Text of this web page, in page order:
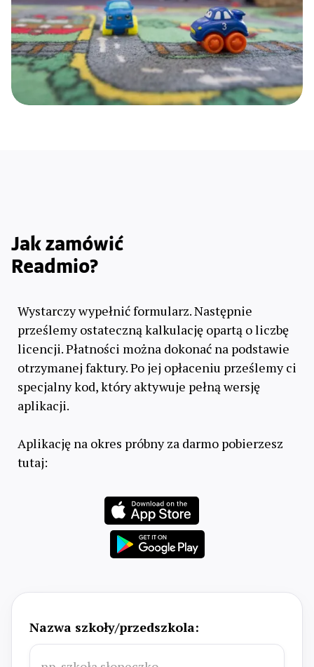
Jak zamówić
Readmio?
Wystarczy wypełnić formularz. Następnie
prześlemy ostateczną kalkulację opartą o liczbę
licencji. Płatności można dokonać na podstawie
otrzymanej faktury. Po jej opłaceniu prześlemy ci
specjalny kod, który aktywuje pełną wersję
aplikacji.
Aplikację na okres próbny za darmo pobierzesz
tutaj:
Nazwa szkoły/przedszkola: